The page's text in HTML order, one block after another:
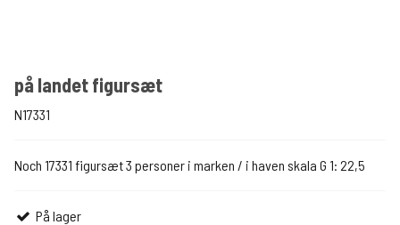
på landet figursæt
N17331
Noch 17331 figursæt 3 personer i marken / i haven skala G 1: 22,5
På lager